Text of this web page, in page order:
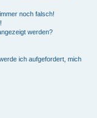
noch falsch!
werden?
ich aufgefordert, mich